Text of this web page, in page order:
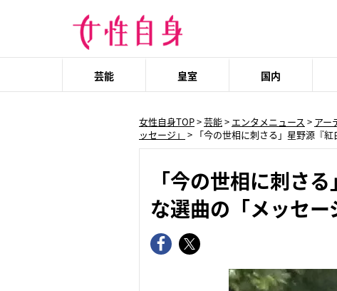
芸能 皇室 国内
女性自身TOP>芸能> エンタメニュース > アー
ッセージ」 > 「今の世相に刺さる」星野源『
「今の世相に刺さ
な選曲の「メッセー